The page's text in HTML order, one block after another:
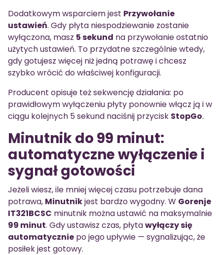
Dodatkowym wsparciem jest Przywołanie
ustawień. Gdy płyta niespodziewanie zostanie
wyłączona, masz 5 sekund na przywołanie ostatnio
użytych ustawień. To przydatne szczególnie wtedy,
gdy gotujesz więcej niż jedną potrawę i chcesz
szybko wrócić do właściwej konfiguracji.
Producent opisuje też sekwencję działania: po
prawidłowym wyłączeniu płyty ponownie włącz ją i w
ciągu kolejnych 5 sekund naciśnij przycisk StopGo.
Minutnik do 99 minut:
automatyczne wyłączenie i
sygnał gotowości
Jeżeli wiesz, ile mniej więcej czasu potrzebuje dana
potrawa, Minutnikjest bardzo wygodny. W Gorenje
IT321BCSC minutnik można ustawić na maksymalnie
99 minut. Gdy ustawisz czas, płytawyłączy się
automatycznie po jego upływie — sygnalizując, że
posiłek jest gotowy.